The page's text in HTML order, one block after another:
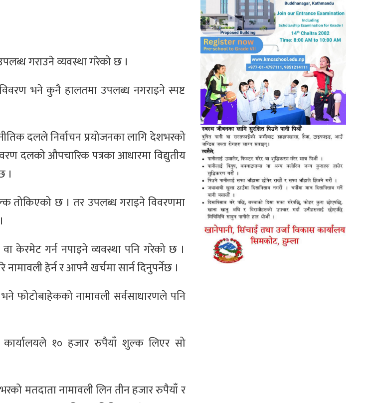
गराउने व्यवस्था गरेको छ ।
भने कुनै हालतमा उपलब्ध नगराइने स्पष्ट
दलले निर्वाचन प्रयोजनका लागि देशभरको
दलको औपचारिक पत्रका आधारमा विद्युतीय
।
तोकिएको छ । तर उपलब्ध गराइने विवरणमा
वा केरमेट गर्न नपाइने व्यवस्था पनि गरेको छ ।
हेर्न र आफ्नै खर्चमा सार्न दिनुपर्नेछ ।
फोटोबाहेकको नामावली सर्वसाधारणले पनि
कार्यालयले १० हजार रुपैयाँ शुल्क लिएर सो
मतदाता नामावली लिन तीन हजार रुपैयाँ र